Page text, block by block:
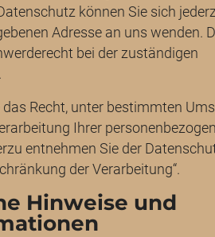
können Sie sich
Adresse an uns wenden.
bei der zuständigen
Recht, unter bestimmten
Ihrer
entnehmen Sie der
der Verarbeitung“.
Hinweise und